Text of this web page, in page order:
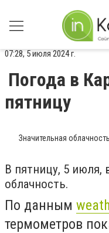
07:28, 5 июля 2024 г.
Погода в
пятницу
Значительная
В пятницу, 5 июля,
облачность.
По данным
термометров